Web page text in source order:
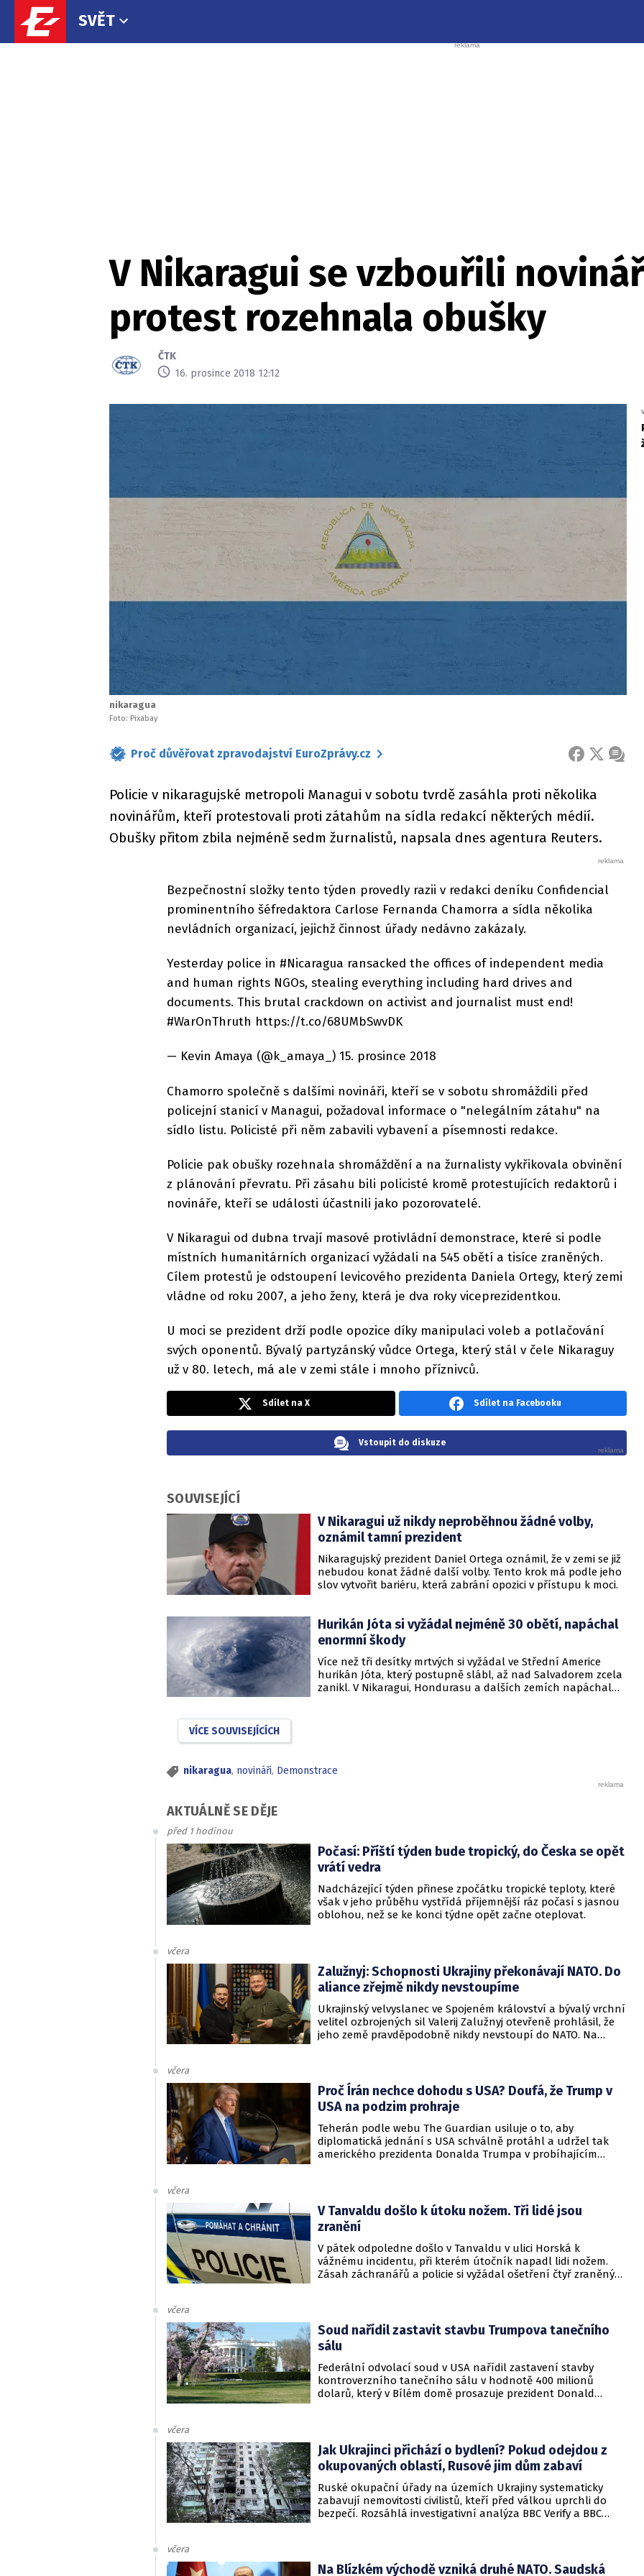
SVĚT
V Nikaragui se vzbouřili
protest rozehnala obušky
ČTK
16. prosince 2018 12:12
nikaragua
Foto: Pixabay
Proč důvěřovat zpravodajství EuroZprávy.cz FACEBOOK
X
Policie v nikaragujské metropoli Managui v sobotu tvrdě zasáhla proti několika
novinářům, kteří protestovali proti zátahům na sídla redakcí některých médií.
Obušky přitom zbila nejméně sedm žurnalistů, napsala dnes agentura Reuters.
Bezpečnostní složky tento týden provedly razii v redakci deníku Confidencial
prominentního šéfredaktora Carlose Fernanda Chamorra a sídla několika
nevládních organizací, jejichž činnost úřady nedávno zakázaly.
Yesterday police in #Nicaragua ransacked the offices of independent media
and human rights NGOs, stealing everything including hard drives and
documents. This brutal crackdown on activist and journalist must end!
#WarOnThruth https://t.co/68UMbSwvDK
— Kevin Amaya (@k_amaya_) 15. prosince 2018
Chamorro společně s dalšími novináři, kteří se v sobotu shromáždili před
policejní stanicí v Managui, požadoval informace o "nelegálním zátahu" na
sídlo listu. Policisté při něm zabavili vybavení a písemnosti redakce.
Policie pak obušky rozehnala shromáždění a na žurnalisty vykřikovala obvinění
z plánování převratu. Při zásahu bili policisté kromě protestujících redaktorů i
novináře, kteří se události účastnili jako pozorovatelé.
V Nikaragui od dubna trvají masové protivládní demonstrace, které si podle
místních humanitárních organizací vyžádali na 545 obětí a tisíce zraněných.
Cílem protestů je odstoupení levicového prezidenta Daniela Ortegy, který zemi
vládne od roku 2007, a jeho ženy, která je dva roky viceprezidentkou.
U moci se prezident drží podle opozice díky manipulaci voleb a potlačování
svých oponentů. Bývalý partyzánský vůdce Ortega, který stál v čele Nikaraguy
už v 80. letech, má ale v zemi stále i mnoho příznivců.
Sdílet na X Sdílet na Facebooku
Vstoupit do diskuze
SOUVISEJÍCÍ
V Nikaragui už nikdy neproběhnou žádné volby,
oznámil tamní prezident
Nikaragujský prezident Daniel Ortega oznámil, že v zemi se již
nebudou konat žádné další volby. Tento krok má podle jeho
slov vytvořit bariéru, která zabrání opozici v přístupu k moci.
Hurikán Jóta si vyžádal nejméně 30 obětí, napáchal
enormní škody
Více než tři desítky mrtvých si vyžádal ve Střední Americe
hurikán Jóta, který postupně slábl, až nad Salvadorem zcela
zanikl. V Nikaragui, Hondurasu a dalších zemích napáchal
VÍCE SOUVISEJÍCÍCH
nikaragua, novináři, Demonstrace
AKTUÁLNĚ SE DĚJE
před 1 hodinou
Počasí: Příští týden bude tropický, do Česka se opět
vrátí vedra
Nadcházející týden přinese zpočátku tropické teploty, které
však v jeho průběhu vystřídá příjemnější ráz počasí s jasnou
oblohou, než se ke konci týdne opět začne oteplovat.
včera
Zalužnyj: Schopnosti Ukrajiny překonávají NATO. Do
aliance zřejmě nikdy nevstoupíme
Ukrajinský velvyslanec ve Spojeném království a bývalý vrchní
velitel ozbrojených sil Valerij Zalužnyj otevřeně prohlásil, že
jeho země pravděpodobně nikdy nevstoupí do NATO. Na
nedosažitelné.
včera
Proč Írán nechce dohodu s USA? Doufá, že Trump v
USA na podzim prohraje
Teherán podle webu The Guardian usiluje o to, aby
diplomatická jednání s USA schválně protáhl a udržel tak
amerického prezidenta Donalda Trumpa v probíhajícím
rukojmími za prezidenta Jimmyho Cartera.
včera
V Tanvaldu došlo k útoku nožem. Tři lidé jsou
zranění
V pátek odpoledne došlo v Tanvaldu v ulici Horská k
vážnému incidentu, při kterém útočník napadl lidi nožem.
Zásah záchranářů a policie si vyžádal ošetření čtyř zraněných
včera
Soud nařídil zastavit stavbu Trumpova tanečního
sálu
Federální odvolací soud v USA nařídil zastavení stavby
kontroverzního tanečního sálu v hodnotě 400 milionů
dolarů, který v Bílém domě prosazuje prezident Donald
včera
Jak Ukrajinci přichází o bydlení? Pokud odejdou z
okupovaných oblastí, Rusové jim dům zabaví
Ruské okupační úřady na územích Ukrajiny systematicky
zabavují nemovitosti civilistů, kteří před válkou uprchli do
bezpečí. Rozsáhlá investigativní analýza BBC Verify a BBC
včera
Na Blízkém východě vzniká druhé NATO. Saudská